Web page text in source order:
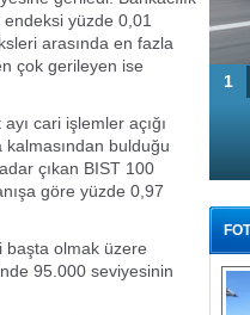
yüzde 0,01
arasında en fazla
çok gerileyen ise
cari işlemler açığı
bulduğu
çıkan BIST 100
göre yüzde 0,97
başta olmak üzere
95.000 seviyesinin
1